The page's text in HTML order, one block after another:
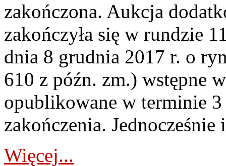
zakończona. Aukcja
zakończyła się w rundzie
dnia 8 grudnia 2017 r. o
610 z późn. zm.) wstępne
opublikowane w terminie
zakończenia.
Więcej...